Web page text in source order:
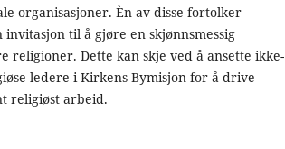
organisasjoner. Èn av disse fortolker
invitasjon til å gjøre en skjønnsmessig
religioner. Dette kan skje ved å ansette ikke-
ledere i Kirkens Bymisjon for å drive
religiøst arbeid.